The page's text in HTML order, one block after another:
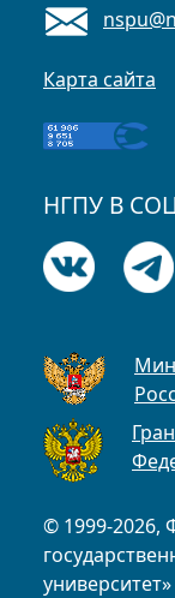
© 1999-2026,
университет»
Карта сайта
НГПУ В